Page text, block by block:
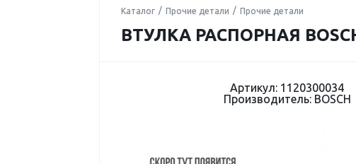
Каталог Прочие детали Прочие детали
ВТУЛКА РАСПОРНАЯ
Артикул: 1120300034
Производитель: BOSCH